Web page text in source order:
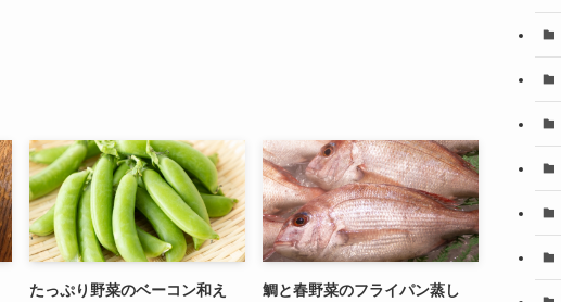
たっぷり野菜のベーコン和え 鯛と春野菜のフライパン蒸し